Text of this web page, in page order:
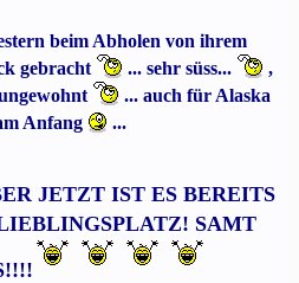
beim Abholen von ihrem
gebracht
... sehr süss...
,
... auch für Alaska
Anfang
...
JETZT IST ES BEREITS
SAMT